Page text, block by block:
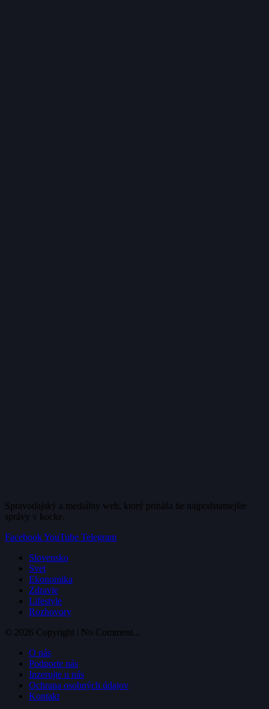
Spravodajský a mediálny web, ktorý prináša tie najpodstatnejšie
správy v kocke.
FacebookYouTube Telegram
Slovensko
Svet
Ekonomika
Zdravie
Lifestyle
Rozhovory
© 2026 Copyright | No Comment...
O nás
Podporte nás
Inzerujte u nás
Ochrana osobných údajov
Kontakt